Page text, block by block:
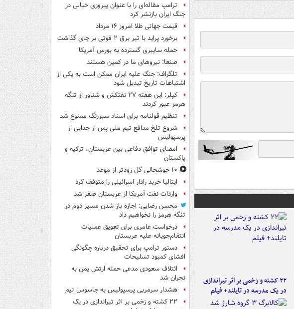
۲۲ کشته و زخمی بر اثر تیراندازی
در یک مدرسه در تایلند+ فیلم
ترامپ مقاله‌ای را با عنوان پیروزی خیالی در
جنگ ایران بازنشر کرد
قیمت جهانی طلا امروز ۱۶ مرداد
برخورد پراید با تیر برق ۲ فوتی بر جای گذاشت
حمله سایبری گسترده به بورس آمریکا
صنعا: نیروهای ما در کمین‌ هستند
تلگراف: جنگ علیه ایران ممکن است به یکی از
اشتباهات تاریخ تبدیل شود
کپلر: این هفته ۲۷ نفتکش و شناور از تنگه
هرمز عبور کردند
تنظیم قولنامه برای اسناد سبزرنگ ممنوع شد
شروع تلخ مدافع تیم ملی پس از جدایی از
پرسپولیس
امضای توافق دفاعی بین عربستان، ترکیه و
پاکستان
۱۰ خوشحالی گل زودتر از موعد
ایتالیا خرید رادار اسرائیلی را متوقف کرد
واردات نفت آمریکا از عربستان صفر شد
محسن رضایی: اجازه باز شدن مسیر دوم در
تنگه هرمز را نخواهیم داد
درخواست عامری برای تعویق عملیات
انتقام‌جویانه علیه عربستان
دستور ترامپ برای تحقیق درباره چگونگی
افشای کمبود تسلیحات
ائتلاف سعودی مدعی حمله ارتش یمن به
نجران شد
هشدار سرمربی پرسپولیس به جاسوس تیم
۲۲ کشته و زخمی بر اثر تیراندازی در یک